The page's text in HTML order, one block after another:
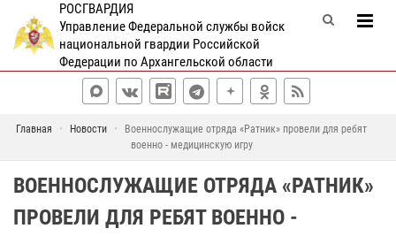
РОСГВАРДИЯ
Управление Федеральной службы войск
национальной гвардии Российской
Федерации по Архангельской области
Главная Новости
Военнослужащие отряда «Ратник» провели для ребят
военно - медицинскую игру
ВОЕННОСЛУЖАЩИЕ ОТРЯДА «РАТНИК»
ПРОВЕЛИ ДЛЯ РЕБЯТ ВОЕННО -